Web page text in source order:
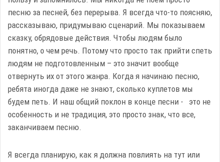
песню за песней, без перерыва. Я всегда что-то поясняю,
рассказываю, придумываю сценарий. Мы показываем
сказку, обрядовые действия. Чтобы людям было
понятно, о чем речь. Потому что просто так прийти спеть
людям не подготовленным – это значит вообще
отвернуть их от этого жанра. Когда я начинаю песню,
ребята иногда даже не знают, сколько куплетов мы
будем петь. И наш общий поклон в конце песни - это не
особенность и не традиция, это просто знак, что все,
заканчиваем песню.
Я всегда планирую, как я должна повлиять на тут или